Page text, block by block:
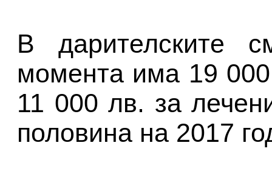
В дарителските
момента има 19
11 000 лв. за
половина на 2017